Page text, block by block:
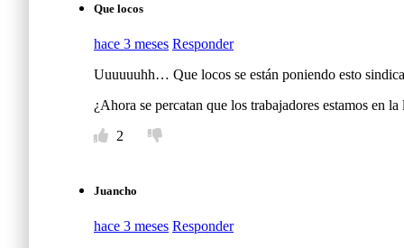
Que locos
hace 3 meses Responder
Uuuuuuhh… Que locos se están poniendo esto
¿Ahora se percatan que los trabajadores estamos en la
2
Juancho
hace 3 meses Responder